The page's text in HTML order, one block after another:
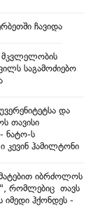
ჩავიდა
მკვლელობის
საგამოძიებო
და
თავისი
ნატო-ს
კევინ ჰამილტონი
იბრძოლოს
რომლებიც თავს
იმედი ჰქონდეს -